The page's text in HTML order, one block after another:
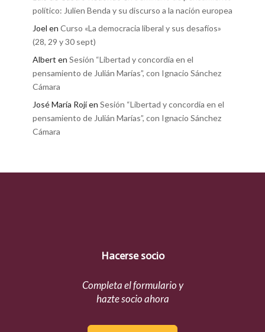
político: Julien Benda y su discurso a la nación europea
Joel en Curso «La democracia liberal y sus desafíos»
(28, 29 y 30 sept)
Albert en Sesión “Libertad y concordia en el
pensamiento de Julián Marías”, con Ignacio Sánchez
Cámara
José María Rojíen Sesión “Libertad y concordia en el
pensamiento de Julián Marías”, con Ignacio Sánchez
Cámara
Hacerse socio
Completa el formulario y
hazte socio ahora